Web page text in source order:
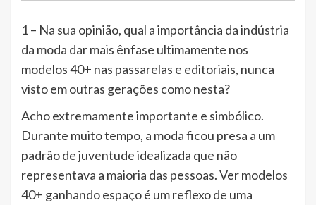
1 – Na sua opinião, qual a importância da indústria
da moda dar mais ênfase ultimamente nos
modelos 40+ nas passarelas e editoriais, nunca
visto em outras gerações como nesta?
Acho extremamente importante e simbólico.
Durante muito tempo, a moda ficou presa a um
padrão de juventude idealizada que não
representava a maioria das pessoas. Ver modelos
40+ ganhando espaço é um reflexo de uma